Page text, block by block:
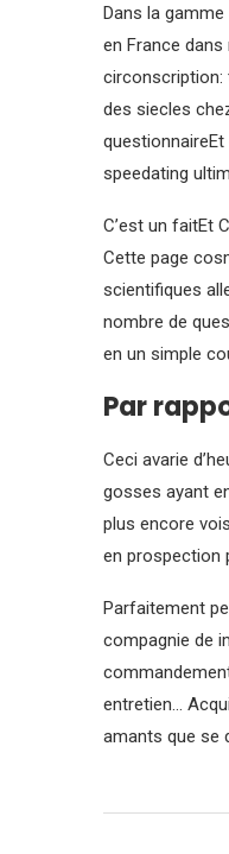
Dans la
en France
circonscription:
des siecles
speedating
C’est un faitEt
Cette page
scientifiques
nombre de
en un simple
Par
Ceci avarie
gosses ayant
plus encore
en prospection
Parfaitement
compagnie de
entretien…
amants que se